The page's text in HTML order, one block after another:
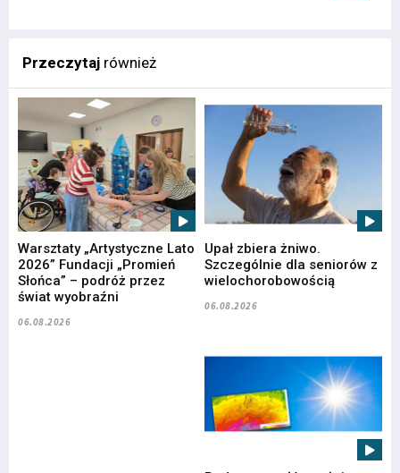
Przeczytaj również
Warsztaty „Artystyczne Lato
2026” Fundacji „Promień
Słońca” – podróż przez
świat wyobraźni
06.08.2026
Upał zbiera żniwo.
Szczególnie dla seniorów z
wielochorobowością
06.08.2026